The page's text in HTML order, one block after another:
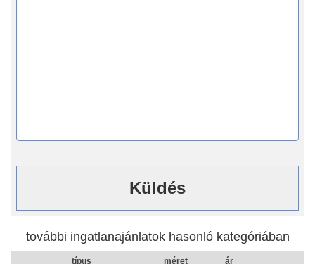
további ingatlanajánlatok hasonló kategóriában
típus méret ár